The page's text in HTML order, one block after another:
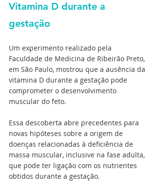
Vitamina D durante a
gestação
Um experimento realizado pela
Faculdade de Medicina de Ribeirão Preto,
em São Paulo, mostrou que a ausência da
vitamina D durante a gestação pode
comprometer o desenvolvimento
muscular do feto.
Essa descoberta abre precedentes para
novas hipóteses sobre a origem de
doenças relacionadas à deficiência de
massa muscular, inclusive na fase adulta,
que pode ter ligação com os nutrientes
obtidos durante a gestação.